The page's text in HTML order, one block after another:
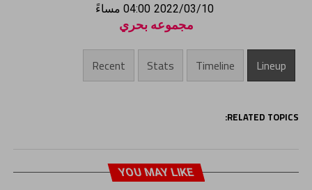
2022/03/10 04:00 مساءً
مجموعه بحري
Lineup
Timeline
Stats
Recent
RELATED TOPICS:
YOU MAY LIKE